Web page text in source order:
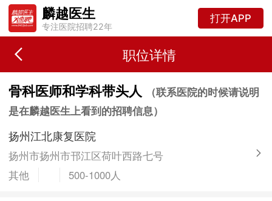
麟越医生
专注医院招聘22年
打开APP
职位详情
骨科医师和学科带头人
（联系医院的时候请说明
是在麟越医生上看到的招聘信息）
扬州江北康复医院
扬州市扬州市邗江区荷叶西路七号
其他
500-1000人